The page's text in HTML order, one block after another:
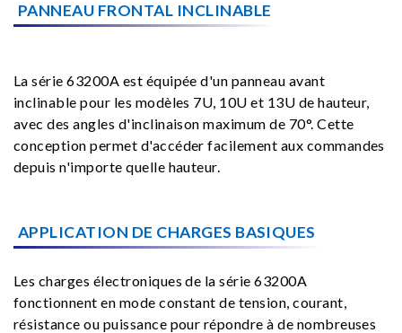
PANNEAU FRONTAL INCLINABLE
La série 63200A est équipée d'un panneau avant
inclinable pour les modèles 7U, 10U et 13U de hauteur,
avec des angles d'inclinaison maximum de 70°. Cette
conception permet d'accéder facilement aux commandes
depuis n'importe quelle hauteur.
APPLICATION DE CHARGES BASIQUES
Les charges électroniques de la série 63200A
fonctionnent en mode constant de tension, courant,
résistance ou puissance pour répondre à de nombreuses